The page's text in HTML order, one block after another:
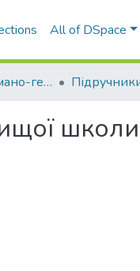
All of DSpace
11. Факультет романо-германської філології
школи